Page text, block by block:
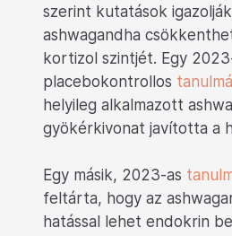
szerint kutatások
ashwagandha
kortizol szintjét. Egy
placebokontrollos
helyileg alkalmazott
gyökérkivonat javította a
Egy másik, 2023-as
feltárta, hogy az
hatással lehet endokrin